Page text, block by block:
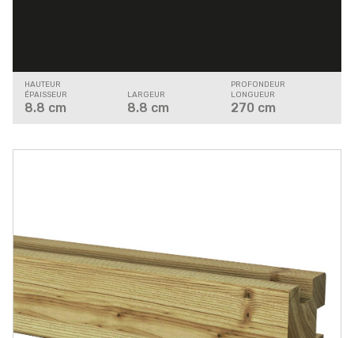
HAUTEUR
ÉPAISSEUR
8.8 cm
LARGEUR
8.8 cm
PROFONDEUR
LONGUEUR
270 cm